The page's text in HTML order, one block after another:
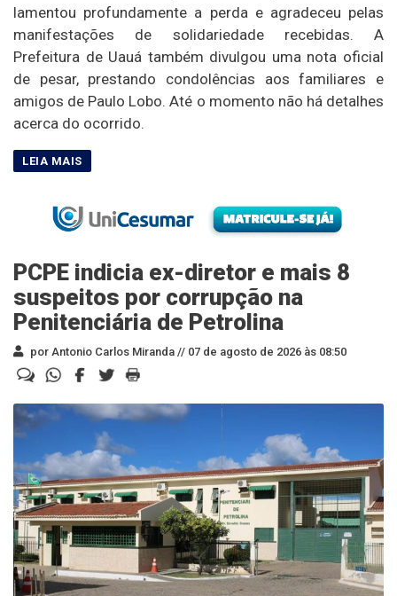
lamentou profundamente a perda e agradeceu pelas
manifestações de solidariedade recebidas. A
Prefeitura de Uauá também divulgou uma nota oficial
de pesar, prestando condolências aos familiares e
amigos de Paulo Lobo. Até o momento não há detalhes
acerca do ocorrido.
PCPE indicia ex-diretor e mais 8
suspeitos por corrupção na
Penitenciária de Petrolina
por Antonio Carlos Miranda // 07 de agosto de 2026 às 08:50